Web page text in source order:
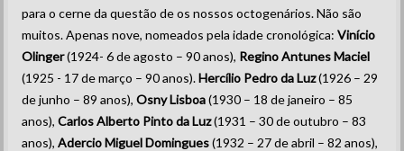
para o cerne da questão de os nossos octogenários. Não são
muitos. Apenas nove, nomeados pela idade cronológica:Vinício
Olinger(1924- 6 de agosto – 90 anos), Regino Antunes Maciel
(1925 - 17 de março – 90 anos).Hercílio Pedro da Luz(1926 – 29
de junho – 89 anos),Osny Lisboa(1930 – 18 de janeiro – 85
anos),Carlos Alberto Pinto da Luz(1931 – 30 de outubro – 83
anos),Adercio Miguel Domingues(1932 – 27 de abril – 82 anos),